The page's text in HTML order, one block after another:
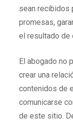
ENGLISH
sean recibidos
promesas,
el resultado de
El abogado no
crear una
contenidos de
comunicarse
de este sitio.